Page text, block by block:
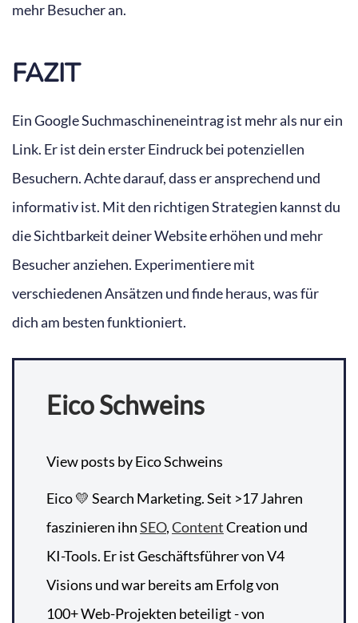
mehr Besucher an.
FAZIT
Ein Google Suchmaschineneintrag ist mehr als nur ein
Link. Er ist dein erster Eindruck bei potenziellen
Besuchern. Achte darauf, dass er ansprechend und
informativ ist. Mit den richtigen Strategien kannst du
die Sichtbarkeit deiner Website erhöhen und mehr
Besucher anziehen. Experimentiere mit
verschiedenen Ansätzen und finde heraus, was für
dich am besten funktioniert.
Eico Schweins
View posts by Eico Schweins
Eico 💛 Search Marketing. Seit >17 Jahren
faszinieren ihnSEO,ContentCreation und
KI-Tools. Er ist Geschäftsführer von V4
Visions und war bereits am Erfolg von
100+ Web-Projekten beteiligt - von